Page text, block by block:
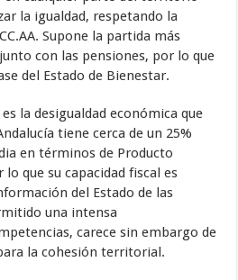
la igualdad, respetando la
Supone la partida más
con las pensiones, por lo que
del Estado de Bienestar.
la desigualdad económica que
tiene cerca de un 25%
en términos de Producto
que su capacidad fiscal es
del Estado de las
una intensa
carece sin embargo de
la cohesión territorial.